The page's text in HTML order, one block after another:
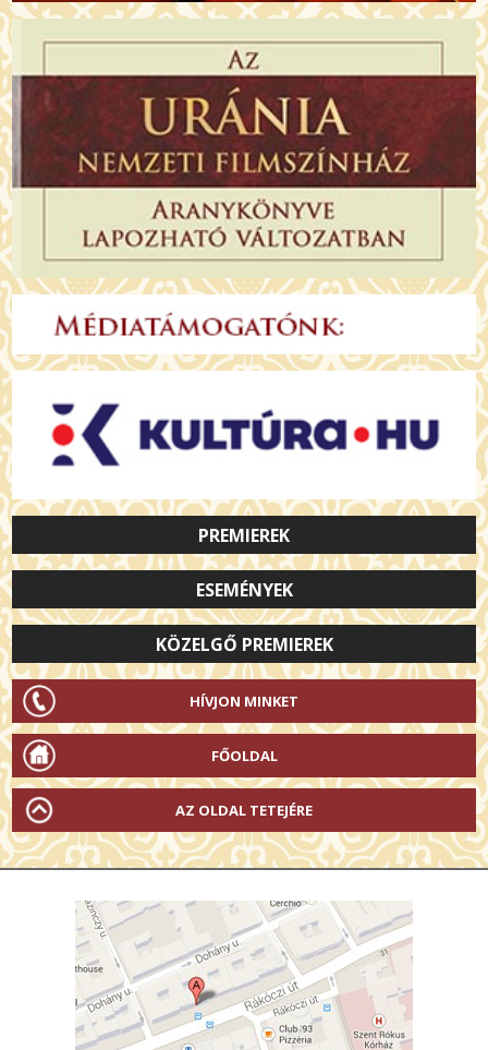
PREMIEREK
ESEMÉNYEK
KÖZELGŐ PREMIEREK
HÍVJON MINKET
FŐOLDAL
AZ OLDAL TETEJÉRE